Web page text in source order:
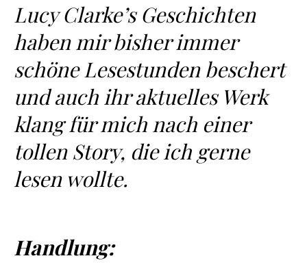
Lucy Clarke’s Geschichten
haben mir bisher immer
schöne Lesestunden beschert
und auch ihr aktuelles Werk
klang für mich nach einer
tollen Story, die ich gerne
lesen wollte.
Handlung: